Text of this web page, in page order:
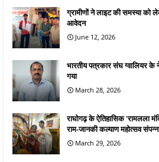
ग्रामीणों ने लाइट की समस्या को
आवेदन
June 12, 2026
भारतीय पत्रकार संघ ग्वालियर के
गया
March 28, 2026
राघोगढ़ के ऐतिहासिक 'रामलला
राम-जानकी कल्याण महोत्सव संपन्न
March 29, 2026